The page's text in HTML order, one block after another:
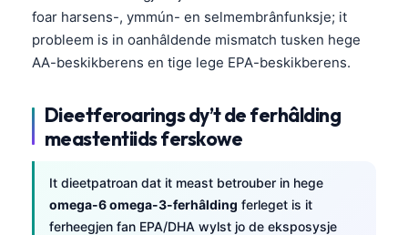
foar harsens-, ymmún- en selmembrânfunksje; it
probleem is in oanhâldende mismatch tusken hege
AA-beskikberens en tige lege EPA-beskikberens.
Dieetferoarings dy’t de ferhâlding
meastentiids ferskowe
It dieetpatroan dat it meast betrouber in hege
omega-6 omega-3-ferhâlding ferleget is it
ferheegjen fan EPA/DHA wylst jo de eksposysje